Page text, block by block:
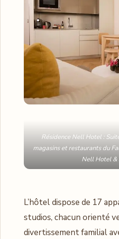
Résidence Nell Hotel :
magasins et restaurants du
Nell Hotel &
L’hôtel dispose de 17
studios, chacun orienté
divertissement familial